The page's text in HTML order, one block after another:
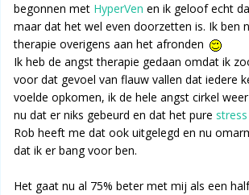
begonnen met HyperVen en ik geloof echt
maar dat het wel even doorzetten is. Ik ben
therapie overigens aan het afronden
Ik heb de angst therapie gedaan omdat ik
voor dat gevoel van flauw vallen dat iedere
voelde opkomen, ik de hele angst cirkel
nu dat er niks gebeurd en dat het pure stress
Rob heeft me dat ook uitgelegd en nu
dat ik er bang voor ben.
Het gaat nu al 75% beter met mij als een